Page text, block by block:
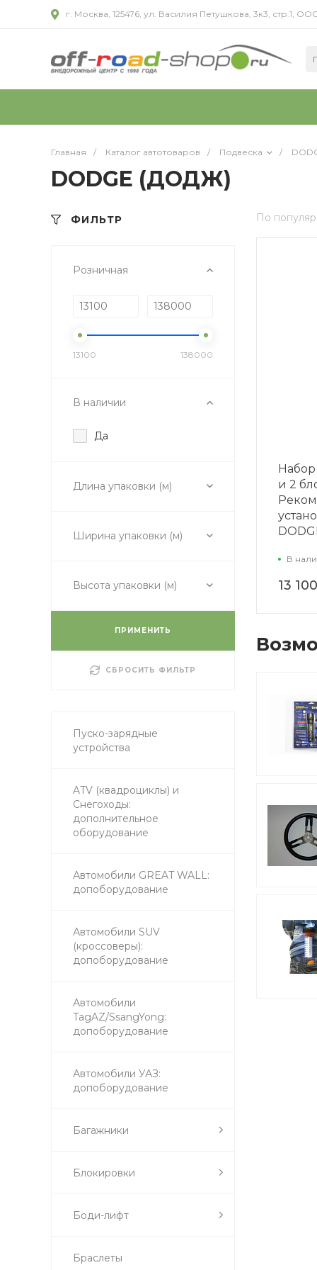
г. Москва, 125476, ул. Василия Петушкова, 3к3,
Главная / Каталог автотоваров / Подвеска /
DODGE (ДОДЖ)
ФИЛЬТР
Розничная
13100 138000
В наличии
Да
Длина упаковки (м)
Ширина упаковки (м)
Высота упаковки (м)
ПРИМЕНИТЬ
СБРОСИТЬ ФИЛЬТР
Пуско-зарядные
устройства
ATV (квадроциклы) и
Снегоходы:
дополнительное
оборудование
Автомобили GREAT WALL:
допоборудование
Автомобили SUV
(кроссоверы):
допоборудование
Автомобили
TagAZ/SsangYong:
допоборудование
Автомобили УАЗ:
допоборудование
Багажники
Блокировки
Боди-лифт
Браслеты
По
и 2
В
13